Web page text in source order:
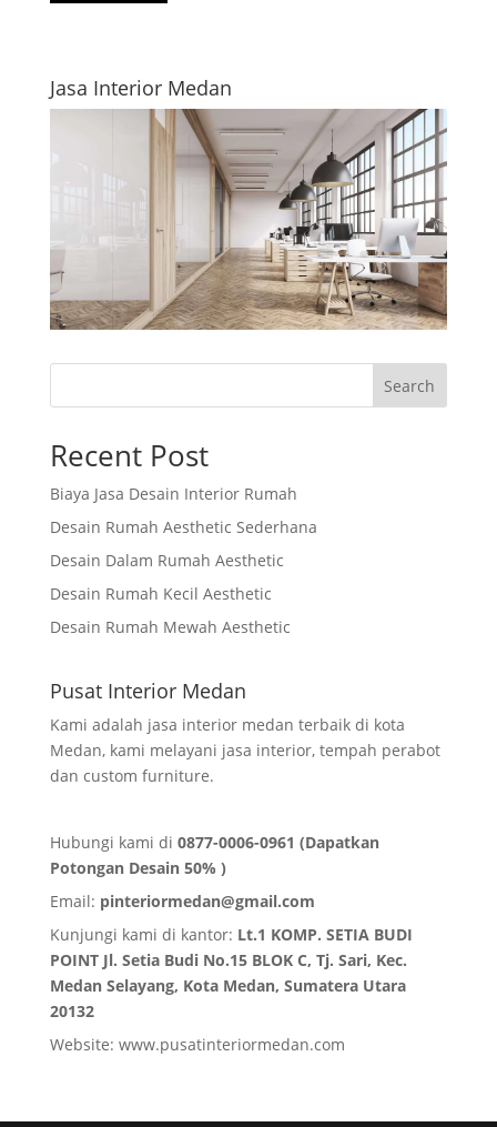
Jasa Interior Medan
Search
Recent Post
Biaya Jasa Desain Interior Rumah
Desain Rumah Aesthetic Sederhana
Desain Dalam Rumah Aesthetic
Desain Rumah Kecil Aesthetic
Desain Rumah Mewah Aesthetic
Pusat Interior Medan
Kami adalah jasa interior medan terbaik di kota
Medan, kami melayani jasa interior, tempah perabot
dan custom furniture.
Hubungi kami di 0877-0006-0961 (Dapatkan
Potongan Desain 50% )
Email: pinteriormedan@gmail.com
Kunjungi kami di kantor: Lt.1 KOMP. SETIA BUDI
POINT Jl. Setia Budi No.15 BLOK C, Tj. Sari, Kec.
Medan Selayang, Kota Medan, Sumatera Utara
20132
Website: www.pusatinteriormedan.com